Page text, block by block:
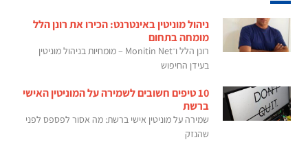
ניהול מוניטין באינטרנט: הכירו את רונן הלל
מומחה בתחום
רונן הלל ו־Monitin Net – מומחיות בניהול מוניטין
בעידן החיפוש
10 טיפים חשובים לשמירה על המוניטין האישי
ברשת
שמירה על מוניטין אישי ברשת: מה אסור לפספס לפני
שהנזק